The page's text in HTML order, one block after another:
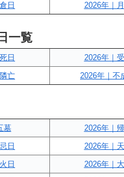
日
2026年｜
一覧
日
2026年｜
亡
2026年｜不
墓
2026年｜
日
2026年｜
日
2026年｜